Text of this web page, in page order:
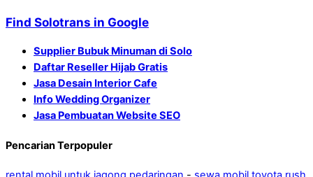
Find Solotrans in Google
Supplier Bubuk Minuman di Solo
Daftar Reseller Hijab Gratis
Jasa Desain Interior Cafe
Info Wedding Organizer
Jasa Pembuatan Website SEO
Pencarian Terpopuler